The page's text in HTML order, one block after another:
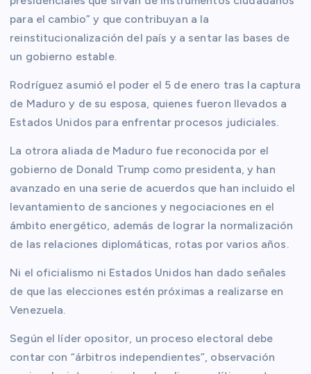
para el cambio” y que contribuyan a la
reinstitucionalización del país y a sentar las bases de
un gobierno estable.
Rodríguez asumió el poder el 5 de enero tras la captura
de Maduro y de su esposa, quienes fueron llevados a
Estados Unidos para enfrentar procesos judiciales.
La otrora aliada de Maduro fue reconocida por el
gobierno de Donald Trump como presidenta, y han
avanzado en una serie de acuerdos que han incluido el
levantamiento de sanciones y negociaciones en el
ámbito energético, además de lograr la normalización
de las relaciones diplomáticas, rotas por varios años.
Ni el oficialismo ni Estados Unidos han dado señales
de que las elecciones estén próximas a realizarse en
Venezuela.
Según el líder opositor, un proceso electoral debe
contar con “árbitros independientes”, observación